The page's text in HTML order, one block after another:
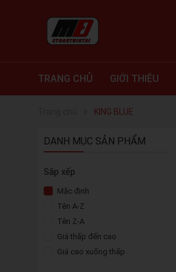
TRANG CHỦ GIỚI THIỆU
KING BLUE
DANH MỤC SẢN PHẨM
Sắp xếp
Mặc định
Tên A-Z
Tên Z-A
Giá thấp đến cao
Giá cao xuống thấp